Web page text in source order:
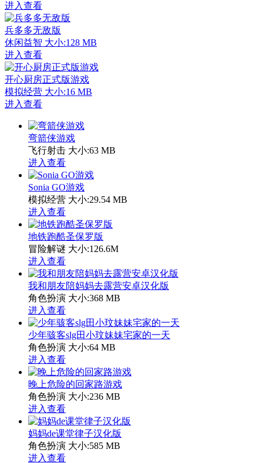
进入查看
兵多多无敌版
休闲益智 大小:128 MB
进入查看
开心厨房正式版游戏
模拟经营 大小:16 MB
进入查看
弯箭侠游戏
飞行射击 大小:63 MB
进入查看
Sonia GO游戏
模拟经营 大小:29.54 MB
进入查看
地铁跑酷圣保罗版
冒险解谜 大小:126.6M
进入查看
我和朋友陪妈妈去露营安卓汉化版
角色扮演 大小:368 MB
进入查看
少年骇客slg田小玟妹妹宅家的一天
角色扮演 大小:64 MB
进入查看
晚上危险的回家路游戏
角色扮演 大小:236 MB
进入查看
妈妈de课堂律子汉化版
角色扮演 大小:585 MB
进入查看